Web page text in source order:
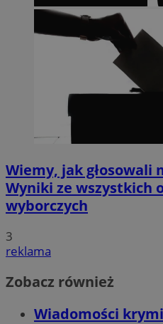
Wiemy, jak głosowali
Wyniki ze wszystkich
wyborczych
3
reklama
Zobacz również
Wiadomości